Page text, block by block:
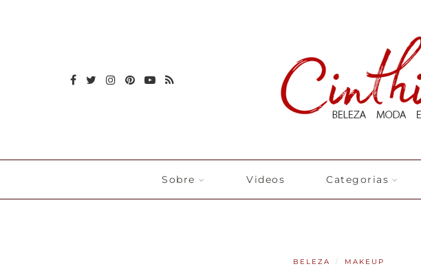
Sobre Videos Categorias
BELEZA / MAKEUP